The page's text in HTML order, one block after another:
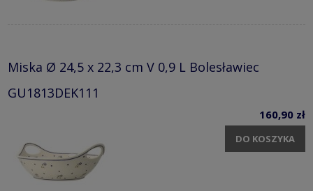
Miska Ø 24,5 x 22,3 cm V 0,9 L Bolesławiec
GU1813DEK111
160,90 zł
DO KOSZYKA